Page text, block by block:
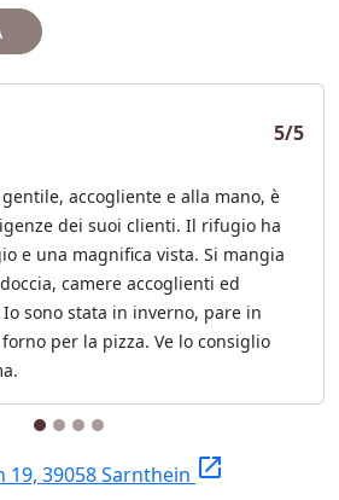
5/5
accogliente e alla mano, è
dei suoi clienti. Il rifugio ha
e una magnifica vista. Si mangia
camere accoglienti ed
sono stata in inverno, pare in
per la pizza. Ve lo consiglio
19, 39058 Sarnthein launch